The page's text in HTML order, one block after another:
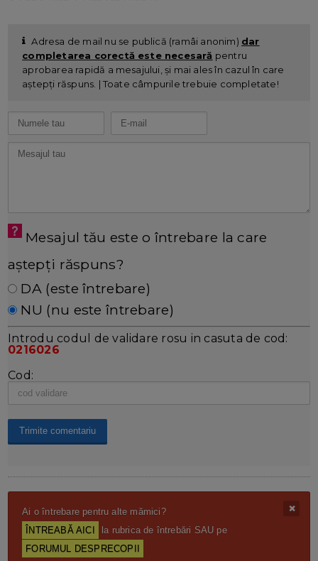
Adresa de mail nu se publică (ramâi anonim) dar
completarea corectă este necesară pentru
aprobarea rapidă a mesajului, și mai ales în cazul în care
aștepți răspuns. | Toate câmpurile trebuie completate!
Mesajul tău este o întrebare la care
aștepți răspuns?
DA (este întrebare)
NU (nu este întrebare)
Introdu codul de validare rosu in casuta de cod:
0216026
Cod:
Ai o întrebare pentru alte mămici?
ÎNTREABĂ AICI
la rubrica de întrebări SAU pe
FORUMUL DESPRECOPII